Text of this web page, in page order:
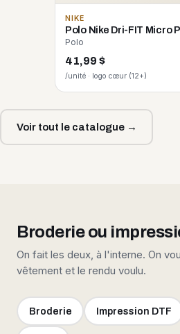
NIKE
Polo Nike Dri-FIT Micro
Polo
41,99 $
/unité · logo cœur (12+)
Voir tout le catalogue →
Broderie ou
On fait les deux, à l'interne. On
vêtement et le rendu voulu.
Broderie Impression DTF